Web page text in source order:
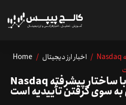
Home / اخبار ارز دیجیتال / Nasdaq با ساختار پیشرفته ETF خود در حال
Nasdaq با ساختار پیشرفته ETF خود در حال
سوی گرفتن تأییدیه است